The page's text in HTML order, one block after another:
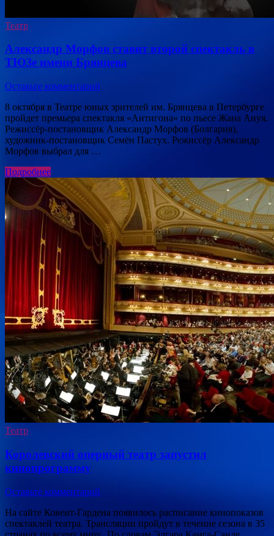
Театр
Александр Морфов ставит второй спектакль в
ТЮЗе имени Брянцева
Оставьте комментарий
8 октября в Театре юных зрителей им. Брянцева в Петербурге
пройдет премьера спектакля «Антигона» по пьесе Жана Ануя.
Режиссёр-постановщик Александр Морфов (Болгария),
художник-постановщик Семён Пастух. Режиссёр Александр
Морфов выбрал для …
Подробнее
Театр
Королевский оперный театр запустил
кинопрограмму
Оставьте комментарий
На сайте Ковент-Гардена появилось расписание кинопоказов
спектаклей театра. Трансляции пройдут в течение сезона в 35